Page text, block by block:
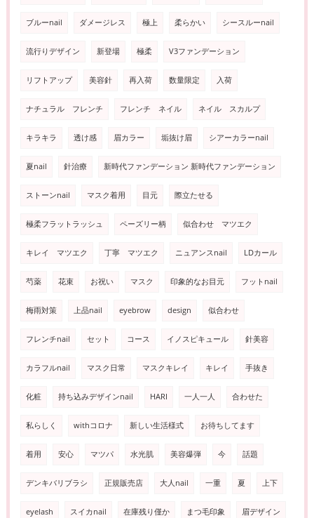
ブルーnail ダメージレス 極上 柔らかい シースルーnail
流行りデザイン 新登場 極柔 V3ファンデーション
リフトアップ 美容針 再入荷 数量限定 入荷
ナチュラル フレンチ フレンチ ネイル ネイル スカルプ
キラキラ 透け感 眉カラー 垢抜け眉 シアーカラーnail
夏nail 針治療 新時代ファンデーション 新時代ファンデーション
ストーンnail マスク着用 目元 際立たせる
極柔フラットラッシュ ペーズリー柄 似合わせ マツエク
キレイ マツエク 丁寧 マツエク ニュアンスnail LDカール
芍薬 花束 お祝い マスク 印象的なお目元 フットnail
梅雨対策 上品nail eyebrow design 似合わせ
フレンチnail セット コース イノスピキュール 針美容
カラフルnail マスク日常 マスクキレイ キレイ 手抜き
化粧 持ち込みデザインnail HARI 一人一人 合わせた
私らしく withコロナ 新しい生活様式 お待ちしてます
着用 安心 マツパ 水光肌 美容爆弾 今 話題
デンキバリブラシ 正規販売店 大人nail 一重 夏 上下
eyelash スイカnail 在庫残り僅か まつ毛印象 眉デザイン